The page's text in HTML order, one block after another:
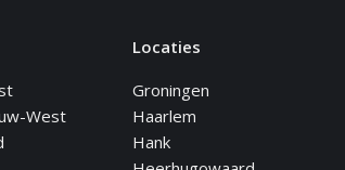
West
Locaties
Groningen
Haarlem
Hank